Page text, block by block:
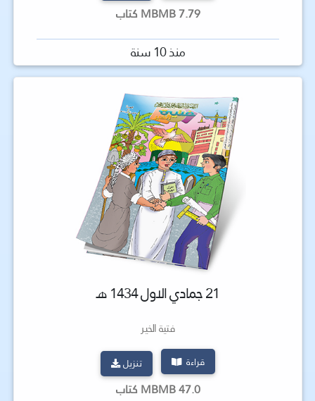
7.79 MBMB كتاب
منذ 10 سنة
21 جمادي الاول 1434 هـ
فتية الخير
قراءة تنزيل
47.0 MBMB كتاب